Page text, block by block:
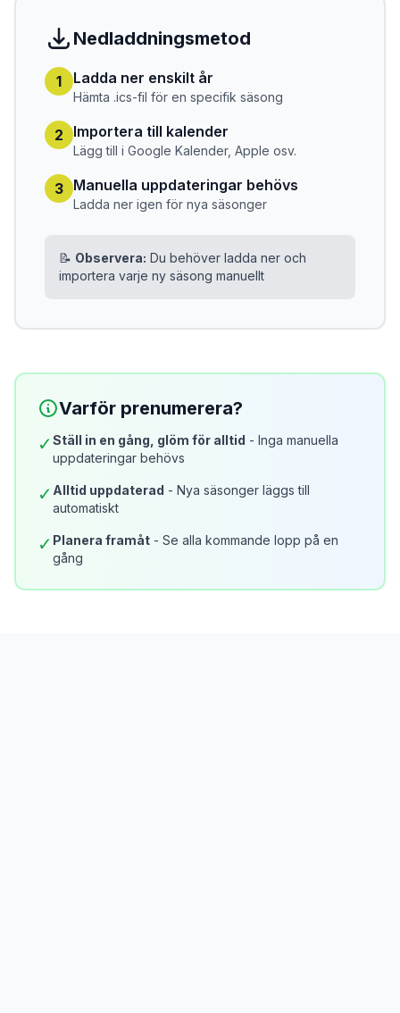
Nedladdningsmetod
1 Ladda ner enskilt år
Hämta .ics-fil för en specifik säsong
2 Importera till kalender
Lägg till i Google Kalender, Apple osv.
3 Manuella uppdateringar behövs
Ladda ner igen för nya säsonger
📝 Observera: Du behöver ladda ner och
importera varje ny säsong manuellt
Varför prenumerera?
✓Ställ in en gång, glöm för alltid - Inga manuella
uppdateringar behövs
✓ Alltid uppdaterad - Nya säsonger läggs till
automatiskt
✓ Planera framåt - Se alla kommande lopp på en
gång